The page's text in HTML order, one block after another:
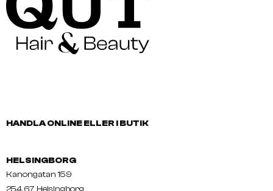
HANDLA ONLINE ELLER I BUTIK
HELSINGBORG
Kanongatan 159